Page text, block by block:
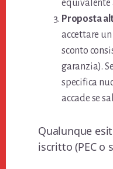
equivalente
Proposta
accettare un
sconto
garanzia).
specifica
accade se
Qualunque
iscritto (PEC o